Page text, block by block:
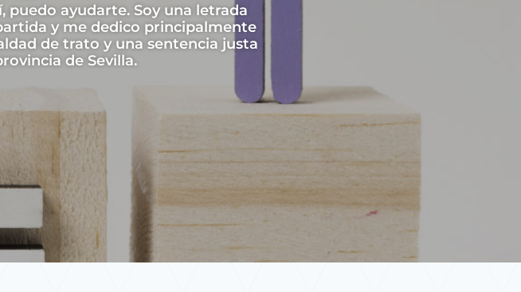
puedo ayudarte. Soy una letrada
y me dedico principalmente
de trato y una sentencia justa
de Sevilla.